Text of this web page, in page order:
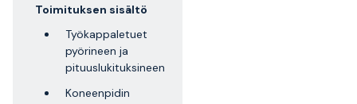
Toimituksen sisältö
Työkappaletuet
pyörineen ja
pituuslukituksineen
Koneenpidin